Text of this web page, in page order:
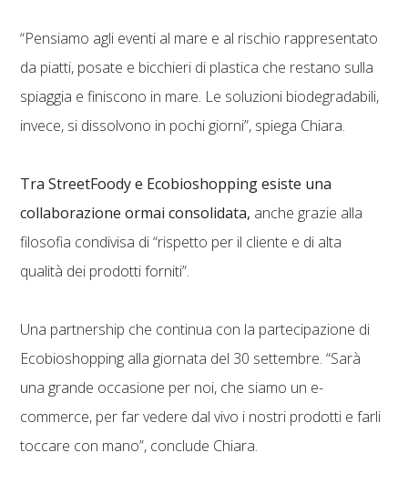
“Pensiamo agli eventi al mare e al rischio rappresentato
da piatti, posate e bicchieri di plastica che restano sulla
spiaggia e finiscono in mare. Le soluzioni biodegradabili,
invece, si dissolvono in pochi giorni”, spiega Chiara.
Tra StreetFoody e Ecobioshopping esiste una
collaborazione ormai consolidata, anche grazie alla
filosofia condivisa di “rispetto per il cliente e di alta
qualità dei prodotti forniti”.
Una partnership che continua con la partecipazione di
Ecobioshopping alla giornata del 30 settembre. “Sarà
una grande occasione per noi, che siamo un e-
commerce, per far vedere dal vivo i nostri prodotti e farli
toccare con mano”, conclude Chiara.